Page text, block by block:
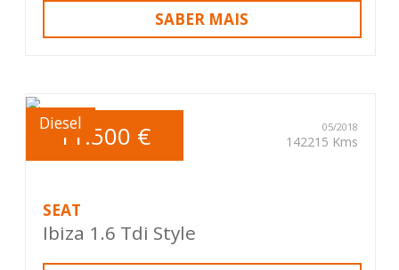
SABER MAIS
Diesel
11.500 € 05/2018
142215 Kms
SEAT
Ibiza 1.6 Tdi Style